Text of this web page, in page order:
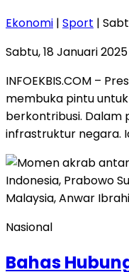
Ekonomi | Sport |
Sabtu, 18 Januari
INFOEKBIS.COM –
membuka pintu
berkontribusi. Dalam
infrastruktur negara.
Nasional
Bahas